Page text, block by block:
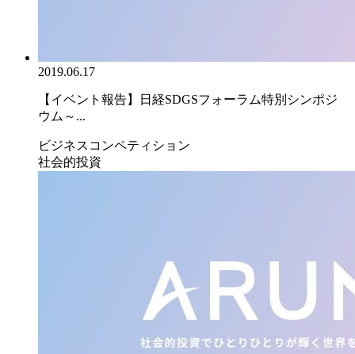
2019.06.17
【イベント報告】日経SDGSフォーラム特別シンポジ
ウム～...
ビジネスコンペティション
社会的投資